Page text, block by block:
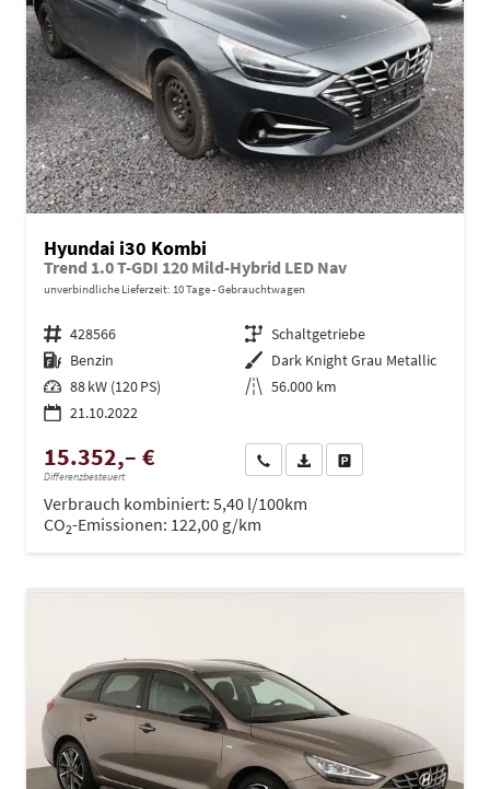
Hyundai i30 Kombi
Trend 1.0 T-GDI 120 Mild-Hybrid LED Nav
unverbindliche Lieferzeit: 10 Tage Gebrauchtwagen
Fahrzeugnr. 428566 Getriebe Schaltgetriebe
Kraftstoff Benzin Außenfarbe Dark Knight Grau Metallic
Leistung 88 kW (120 PS) Kilometerstand 56.000 km
21.10.2022
15.352,– €
Differenzbesteuert
Wir rufen Sie anPDF-Datei, Fahrzeugexposé
Verbrauch kombiniert: 5,40 l/100km
CO2-Emissionen: 122,00 g/km